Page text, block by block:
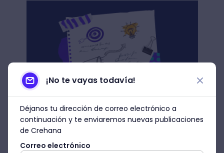
5. Organiza el contenido
Si quieres hacer una infografía para
¡No te vayas todavía!
Déjanos tu dirección de correo electrónico a
continuación y te enviaremos nuevas publicaciones
de Crehana
Correo electrónico